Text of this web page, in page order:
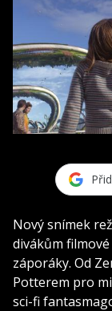
Nový snímek
divákům
záporáky. Od
Potterem pro
sci-fi